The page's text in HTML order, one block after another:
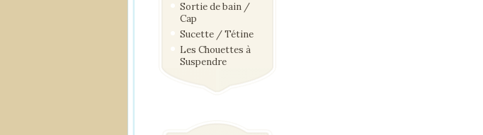
Sortie de bain /
Cap
Sucette / Tétine
Les Chouettes à
Suspendre